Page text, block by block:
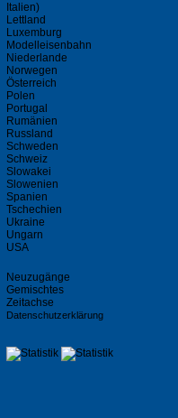
Italien)
Lettland
Luxemburg
Modelleisenbahn
Niederlande
Norwegen
Österreich
Polen
Portugal
Rumänien
Russland
Schweden
Schweiz
Slowakei
Slowenien
Spanien
Tschechien
Ukraine
Ungarn
USA
Neuzugänge
Gemischtes
Zeitachse
Datenschutzerklärung